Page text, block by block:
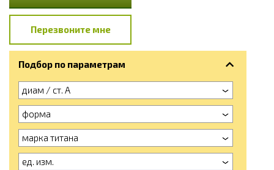
Перезвоните мне
Подбор по параметрам
диам / ст. А
форма
марка титана
ед. изм.